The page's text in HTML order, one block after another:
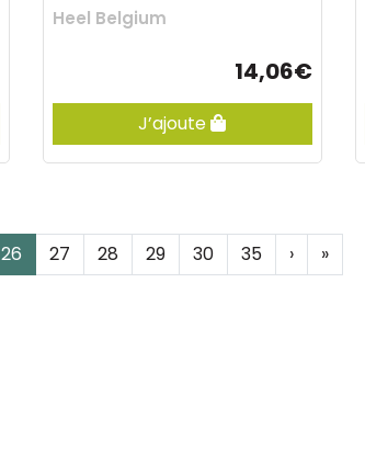
Heel Belgium
14,06€
J’ajoute
26 27 28 29 30 35 › »